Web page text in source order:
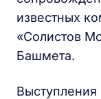
известных
«Солистов
Башмета.
Выступления